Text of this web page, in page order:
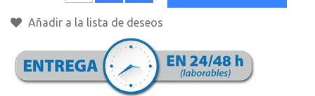
Añadir a la lista de deseos